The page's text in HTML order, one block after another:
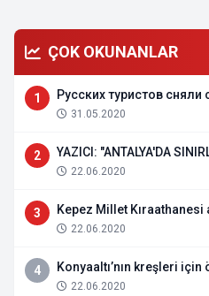
ÇOK OKUNANLAR
1 Русских туристов
31.05.2020
2 YAZICI: "ANTALYA'DA
22.06.2020
3 Kepez Millet Kıraathanesi
22.06.2020
4 Konyaaltı’nın kreşleri için
22.06.2020